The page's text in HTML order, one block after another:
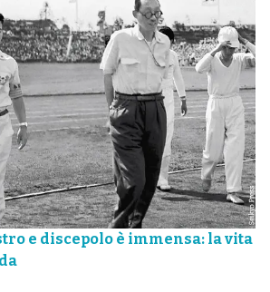
e discepolo è immensa: la vita